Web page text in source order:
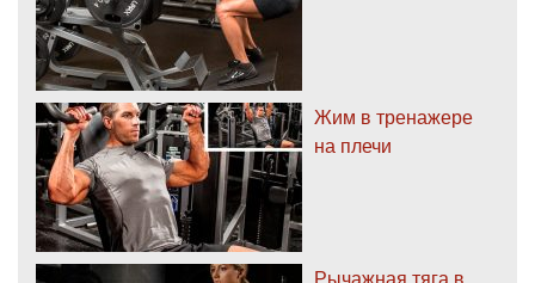
Жим в тренажере
на плечи